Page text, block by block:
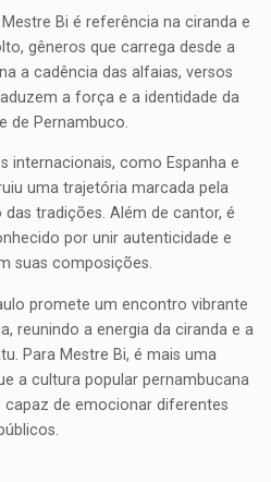
Bi é referência na ciranda e
gêneros que carrega desde a
a cadência das alfaias, versos
a força e a identidade da
de Pernambuco.
internacionais, como Espanha e
uma trajetória marcada pela
tradições. Além de cantor, é
por unir autenticidade e
suas composições.
promete um encontro vibrante
reunindo a energia da ciranda e a
Para Mestre Bi, é mais uma
a cultura popular pernambucana
capaz de emocionar diferentes